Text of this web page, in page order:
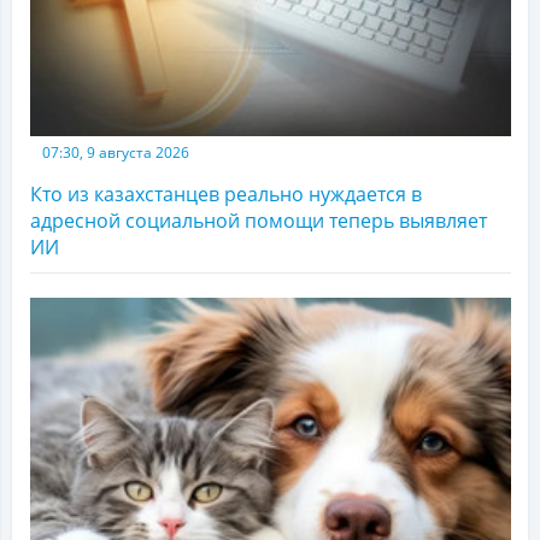
07:30, 9 августа 2026
Кто из казахстанцев реально нуждается в
адресной социальной помощи теперь выявляет
ИИ